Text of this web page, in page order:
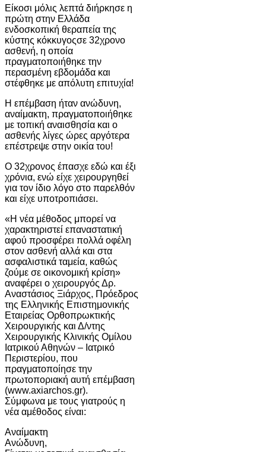
Είκοσι μόλις λεπτά διήρκησε η
πρώτη στην Ελλάδα
ενδοσκοπική θεραπεία της
κύστης κόκκυγοςσε 32χρονο
ασθενή, η οποία
πραγματοποιήθηκε την
περασμένη εβδομάδα και
στέφθηκε με απόλυτη επιτυχία!
Η επέμβαση ήταν ανώδυνη,
αναίμακτη, πραγματοποιήθηκε
με τοπική αναισθησία και ο
ασθενής λίγες ώρες αργότερα
επέστρεψε στην οικία του!
Ο 32χρονος έπασχε εδώ και έξι
χρόνια, ενώ είχε χειρουργηθεί
για τον ίδιο λόγο στο παρελθόν
και είχε υποτροπιάσει.
«Η νέα μέθοδος μπορεί να
χαρακτηριστεί επαναστατική
αφού προσφέρει πολλά οφέλη
στον ασθενή αλλά και στα
ασφαλιστικά ταμεία, καθώς
ζούμε σε οικονομική κρίση»
αναφέρει ο χειρουργός Δρ.
Αναστάσιος Ξιάρχος, Πρόεδρος
της Ελληνικής Επιστημονικής
Εταιρείας Ορθοπρωκτικής
Χειρουργικής και Δ/ντης
Χειρουργικής Κλινικής Ομίλου
Ιατρικού Αθηνών – Ιατρικό
Περιστερίου, που
πραγματοποίησε την
πρωτοποριακή αυτή επέμβαση
(www.axiarchos.gr).
Σύμφωνα με τους γιατρούς η
νέα αμέθοδος είναι:
Αναίμακτη
Ανώδυνη,